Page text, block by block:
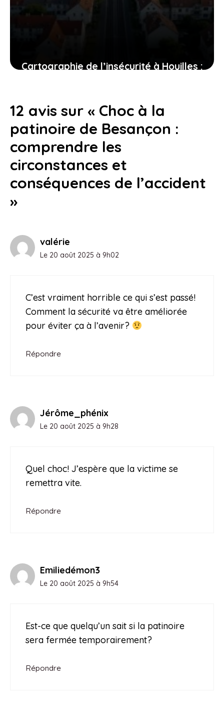
Cartographie de l’insécurité à Houilles :
23 juillet 2026
12 avis sur « Choc à la
patinoire de Besançon :
comprendre les
circonstances et
conséquences de l’accident
»
valérie
Le 20 août 2025 à 9h02
C’est vraiment horrible ce qui s’est passé!
Comment la sécurité va être améliorée
pour éviter ça à l’avenir?
Répondre
Jérôme_phénix
Le 20 août 2025 à 9h28
Quel choc! J’espère que la victime se
remettra vite.
Répondre
Emiliedémon3
Le 20 août 2025 à 9h54
Est-ce que quelqu’un sait si la patinoire
sera fermée temporairement?
Répondre